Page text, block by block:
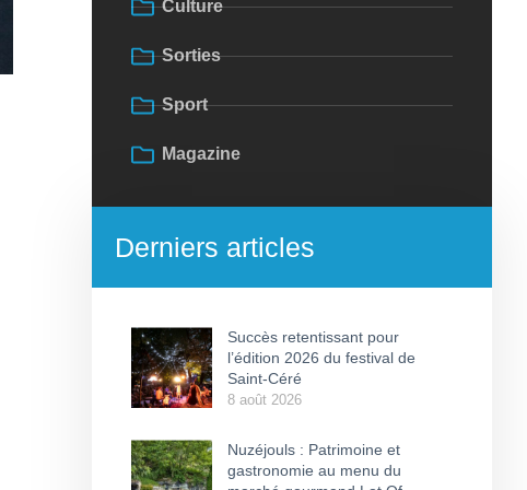
Culture
Sorties
Sport
Magazine
Derniers articles
Succès retentissant pour
l’édition 2026 du festival de
Saint-Céré
8 août 2026
Nuzéjouls : Patrimoine et
gastronomie au menu du